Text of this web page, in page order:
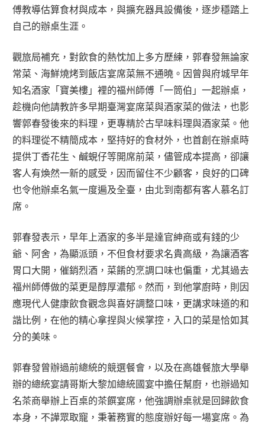
傅教導估算食材與成本，與擴充器具設備後，逐步穩踏上
自己的辦桌生涯。
觀旅局補充，對飲食的熱忱加上多方歷練，郭春發無論家
常菜、海鮮燒烤到飯店宴席菜無不通曉。因曾與府城早年
知名酒家「寶美樓」裡的福州師傅「一筒伯」一起辦桌，
趁機向他請教許多早期臺灣宴席菜與酒家菜的做法，也影
響郭春發後來的料理，更專精於古早味料理與酒家菜。他
的料理從不精簡成本，堅持好的食材外，也首創在辦桌時
提供丁香花生、鹹蜆仔等開席前菜，儘管成本提高，卻讓
客人有煥然一新的感受，因而留住不少顧客，良好的口碑
也令他辦桌名氣一度遍及全臺，由北到南都有客人慕名訂
席。
郭春發表示，早年上酒家的多半是達官紳商或有錢的少
爺、阿舍，為顯派頭，不但食材要求名貴高級，為讓酒客
胃口大開，催銷烈酒，菜餚的烹調口味也偏重，尤其過去
福州師傅做的菜更是醇厚濃郁。然而，到他掌廚時，則因
應現代人健康飲食觀念與喜好調整口味，更講求味道的和
諧比例，在他的精心拿捏與火候掌控，入口的菜是恰如其
分的美味。
郭春發曾辦過前總統的競選餐會，以及在高雄餐旅大學舉
辦的總統宴請哥斯大黎加總統國宴中擔任幫廚，也辦過知
名茶商舉辦上百桌的茶饌宴席，他強調辦桌就是回歸飲食
本身，不譁眾取寵，秉著務實的態度辦好每一場宴席。為